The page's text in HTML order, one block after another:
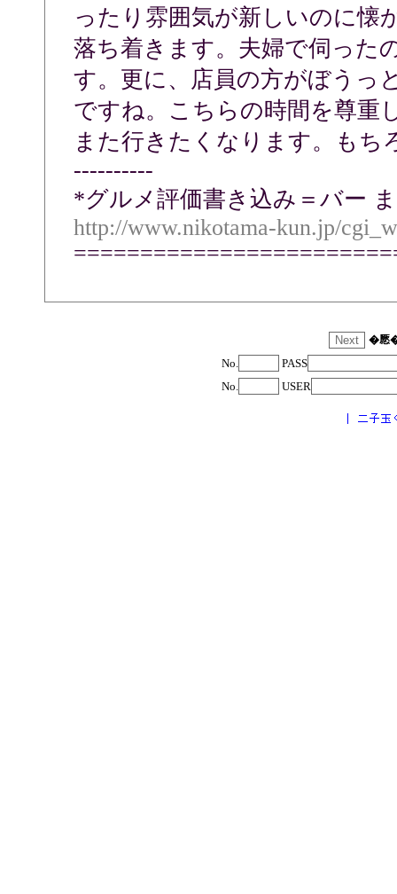
ったり雰囲気が新しいのに懐
落ち着きます。夫婦で伺った
す。更に、店員の方がぼうっ
ですね。こちらの時間を尊重
また行きたくなります。もち
----------
*グルメ評価書き込み＝バー
http://www.nikotama-kun.jp/
�憠
No.
PASS
No.
USER